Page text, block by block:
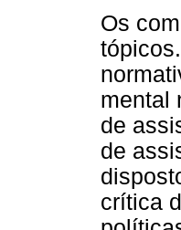
Os
mental
de
de
crítica